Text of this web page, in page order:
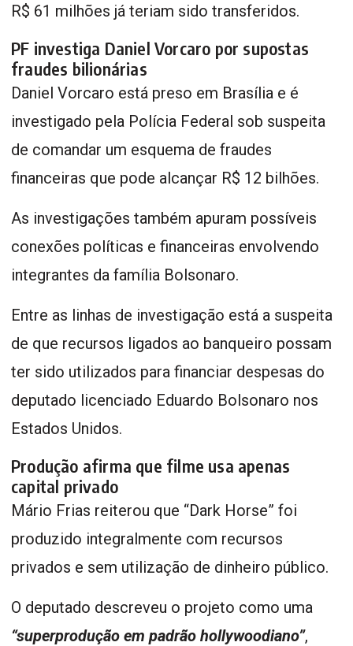
R$ 61 milhões já teriam sido transferidos.
PF investiga Daniel Vorcaro por supostas
fraudes bilionárias
Daniel Vorcaro está preso em Brasília e é
investigado pela Polícia Federal sob suspeita
de comandar um esquema de fraudes
financeiras que pode alcançar R$ 12 bilhões.
As investigações também apuram possíveis
conexões políticas e financeiras envolvendo
integrantes da família Bolsonaro.
Entre as linhas de investigação está a suspeita
de que recursos ligados ao banqueiro possam
ter sido utilizados para financiar despesas do
deputado licenciado Eduardo Bolsonaro nos
Estados Unidos.
Produção afirma que filme usa apenas
capital privado
Mário Frias reiterou que “Dark Horse” foi
produzido integralmente com recursos
privados e sem utilização de dinheiro público.
O deputado descreveu o projeto como uma
“superprodução em padrão hollywoodiano”,